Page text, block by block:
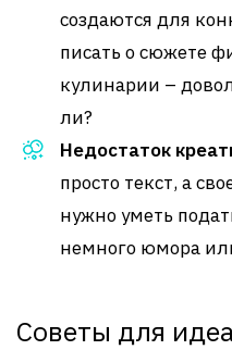
создаются для
писать о сюжете
кулинарии –
ли?
Недостаток
просто текст, а
нужно уметь
немного юмора
Советы для